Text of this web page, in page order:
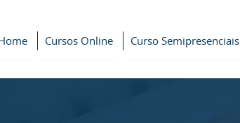
Cursos Online Curso Semipresenciais